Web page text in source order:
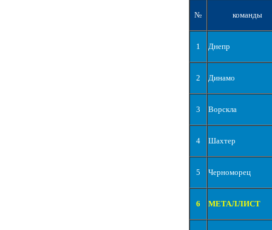
№ команды
1 Днепр
2 Динамо
3 Ворскла
4 Шахтер
5 Черноморец
6 МЕТАЛЛИСТ